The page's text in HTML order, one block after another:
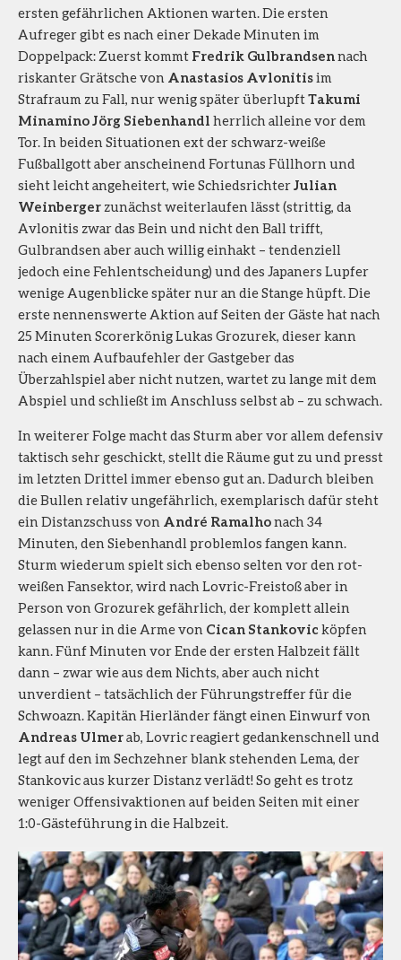
ersten gefährlichen Aktionen warten. Die ersten
Aufreger gibt es nach einer Dekade Minuten im
Doppelpack: Zuerst kommt Fredrik Gulbrandsennach
riskanter Grätsche von Anastasios Avlonitisim
Strafraum zu Fall, nur wenig später überlupftTakumi
Minamino Jörg Siebenhandl herrlich alleine vor dem
Tor. In beiden Situationen ext der schwarz-weiße
Fußballgott aber anscheinend Fortunas Füllhorn und
sieht leicht angeheitert, wie SchiedsrichterJulian
Weinberger zunächst weiterlaufen lässt (strittig, da
Avlonitis zwar das Bein und nicht den Ball trifft,
Gulbrandsen aber auch willig einhakt – tendenziell
jedoch eine Fehlentscheidung) und des Japaners Lupfer
wenige Augenblicke später nur an die Stange hüpft. Die
erste nennenswerte Aktion auf Seiten der Gäste hat nach
25 Minuten Scorerkönig Lukas Grozurek, dieser kann
nach einem Aufbaufehler der Gastgeber das
Überzahlspiel aber nicht nutzen, wartet zu lange mit dem
Abspiel und schließt im Anschluss selbst ab – zu schwach.
In weiterer Folge macht das Sturm aber vor allem defensiv
taktisch sehr geschickt, stellt die Räume gut zu und presst
im letzten Drittel immer ebenso gut an. Dadurch bleiben
die Bullen relativ ungefährlich, exemplarisch dafür steht
ein Distanzschuss von André Ramalhonach 34
Minuten, den Siebenhandl problemlos fangen kann.
Sturm wiederum spielt sich ebenso selten vor den rot-
weißen Fansektor, wird nach Lovric-Freistoß aber in
Person von Grozurek gefährlich, der komplett allein
gelassen nur in die Arme von Cican Stankovicköpfen
kann. Fünf Minuten vor Ende der ersten Halbzeit fällt
dann – zwar wie aus dem Nichts, aber auch nicht
unverdient – tatsächlich der Führungstreffer für die
Schwoazn. Kapitän Hierländer fängt einen Einwurf von
Andreas Ulmerab, Lovric reagiert gedankenschnell und
legt auf den im Sechzehner blank stehenden Lema, der
Stankovic aus kurzer Distanz verlädt! So geht es trotz
weniger Offensivaktionen auf beiden Seiten mit einer
1:0-Gästeführung in die Halbzeit.